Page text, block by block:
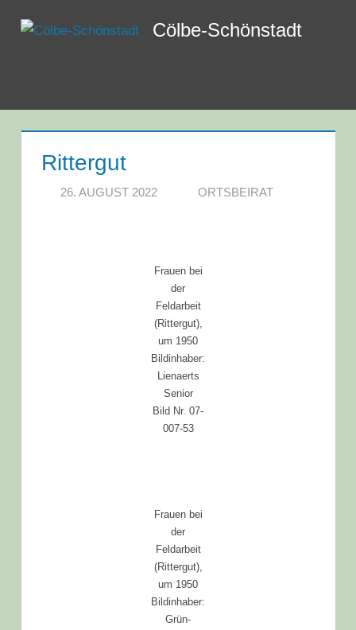
Inhalt
Cölbe-Schönstadt
Rittergut
26. AUGUST 2022 ORTSBEIRAT
Frauen bei
der
Feldarbeit
(Rittergut),
um 1950
Bildinhaber:
Lienaerts
Senior
Bild Nr. 07-
007-53
Frauen bei
der
Feldarbeit
(Rittergut),
um 1950
Bildinhaber:
Grün-